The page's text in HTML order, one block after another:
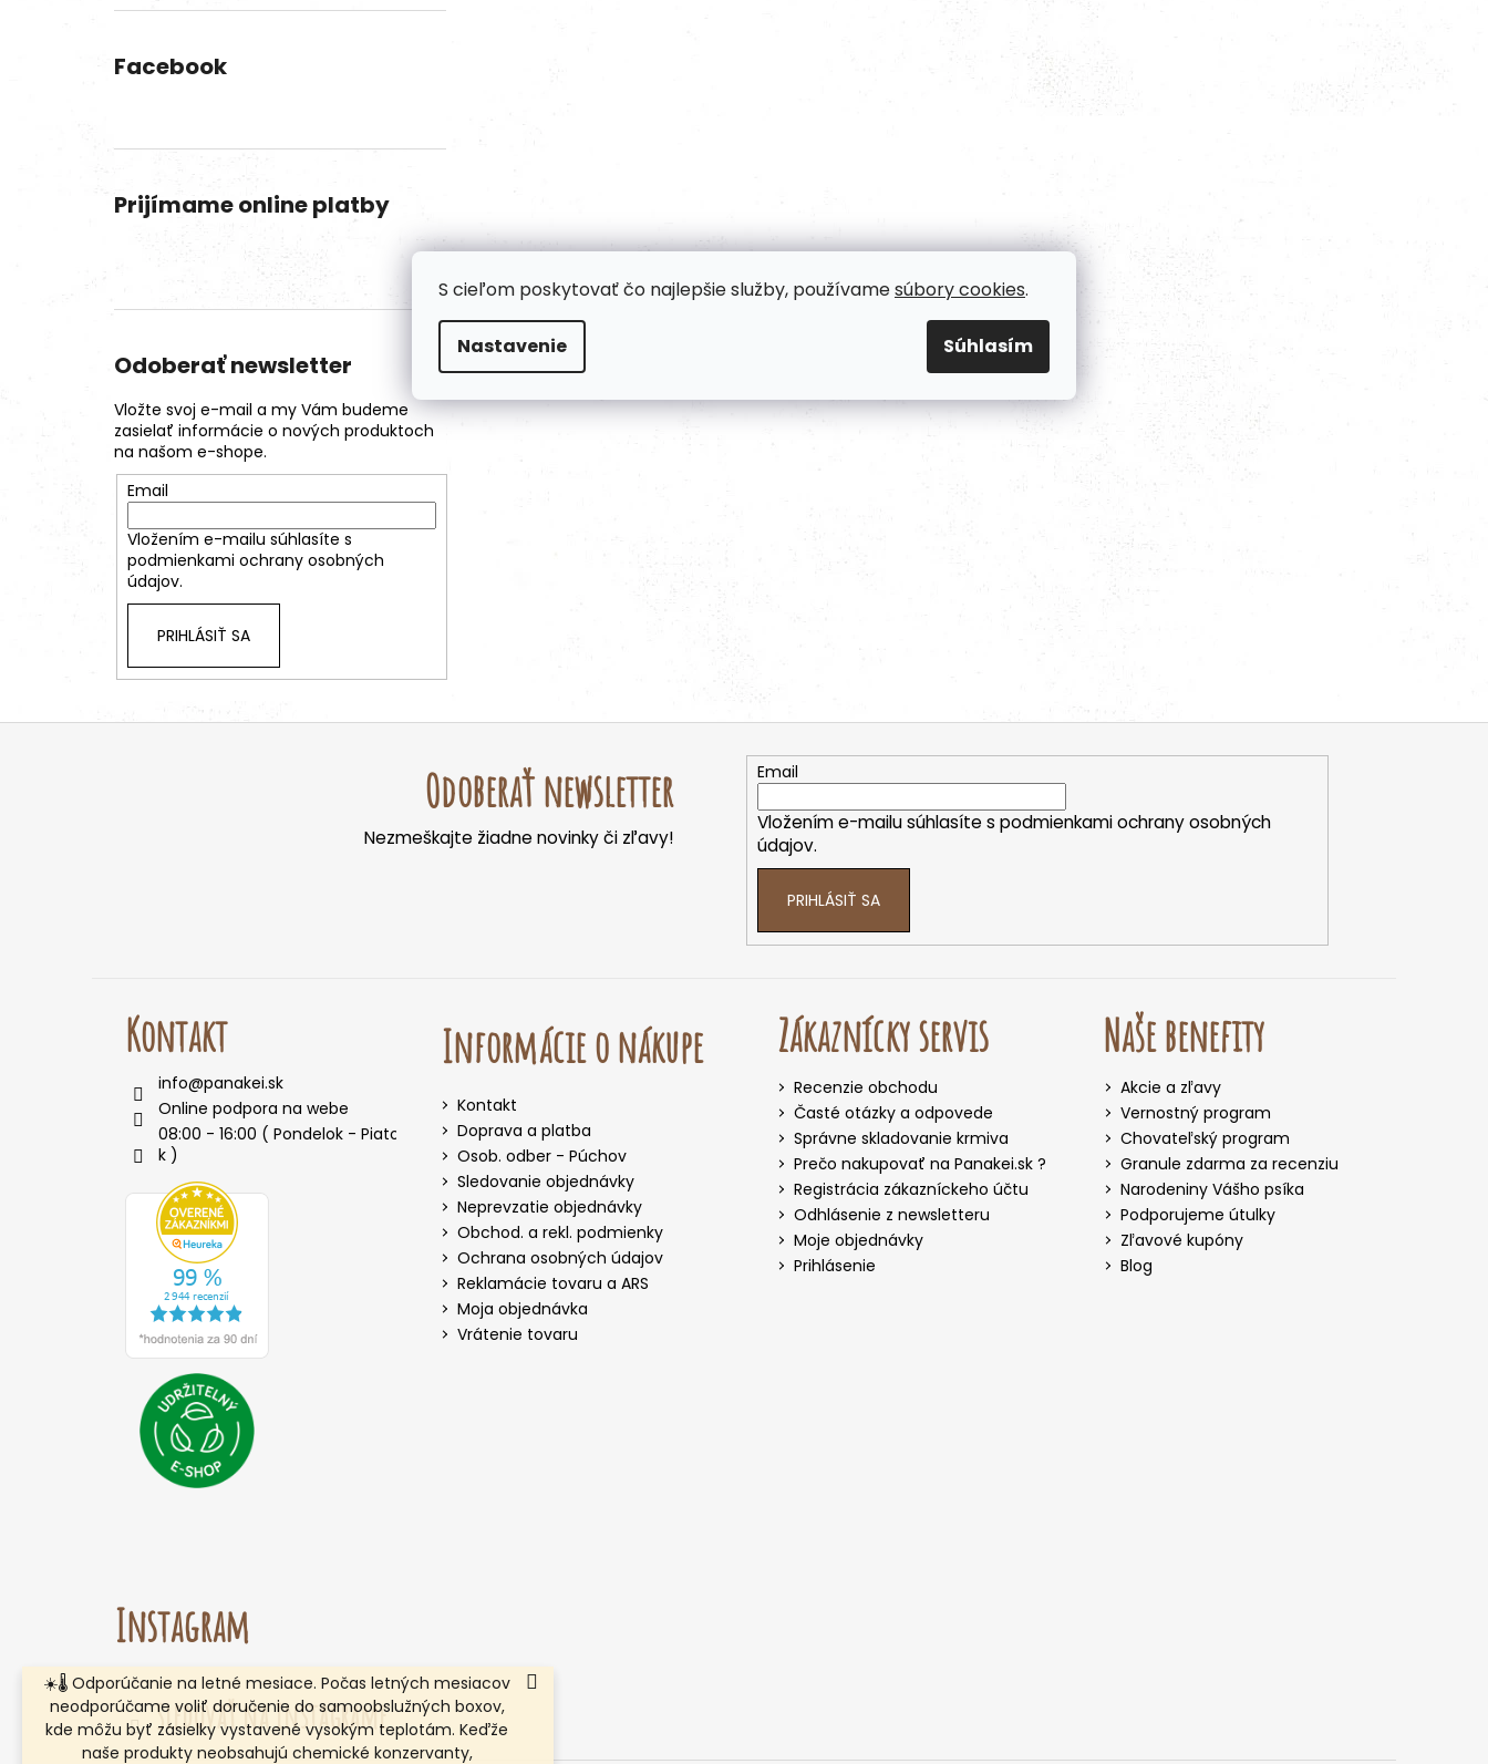
S cieľom poskytovať čo najlepšie služby, používamesúbory cookies.
Nastavenie Súhlasím
☀️🌡️ Odporúčanie na letné mesiace. Počas letných mesiacov
neodporúčame voliť doručenie do samoobslužných boxov,
kde môžu byť zásielky vystavené vysokým teplotám. Keďže
naše produkty neobsahujú chemické konzervanty,
Facebook
Prijímame online platby
Odoberať newsletter
Vložte svoj e-mail a my Vám budeme
zasielať informácie o nových produktoch
na našom e-shope.
Email
Vložením e-mailu súhlasíte s
podmienkami ochrany osobných
údajov.
PRIHLÁSIŤ SA
Odoberať newsletter
Nezmeškajte žiadne novinky či zľavy!
Email
Vložením e-mailu súhlasíte s podmienkami ochrany osobných
údajov.
PRIHLÁSIŤ SA
Kontakt
info@panakei.sk
Online podpora na webe
08:00 - 16:00 ( Pondelok - Piato
k )
Informácie o nákupe
Kontakt
Doprava a platba
Osob. odber - Púchov
Sledovanie objednávky
Neprevzatie objednávky
Obchod. a rekl. podmienky
Ochrana osobných údajov
Reklamácie tovaru a ARS
Moja objednávka
Vrátenie tovaru
Zákaznícky servis
Recenzie obchodu
Časté otázky a odpovede
Správne skladovanie krmiva
Prečo nakupovať na Panakei.sk ?
Registrácia zákazníckeho účtu
Odhlásenie z newsletteru
Moje objednávky
Prihlásenie
Naše benefity
Akcie a zľavy
Vernostný program
Chovateľský program
Granule zdarma za recenziu
Narodeniny Vášho psíka
Podporujeme útulky
Zľavové kupóny
Blog
Instagram
Sledovať na Instagrame